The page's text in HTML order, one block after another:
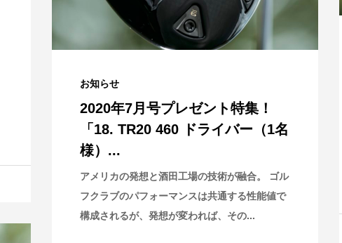
お知らせ
2020年7月号プレゼント特集！
「18. TR20 460 ドライバー（1名
様）...
アメリカの発想と酒田工場の技術が融合。 ゴル
フクラブのパフォーマンスは共通する性能値で
構成されるが、発想が変われば、その...